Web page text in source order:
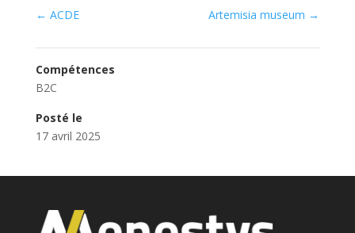
← ACDE Artemisia museum →
Compétences
B2C
Posté le
17 avril 2025